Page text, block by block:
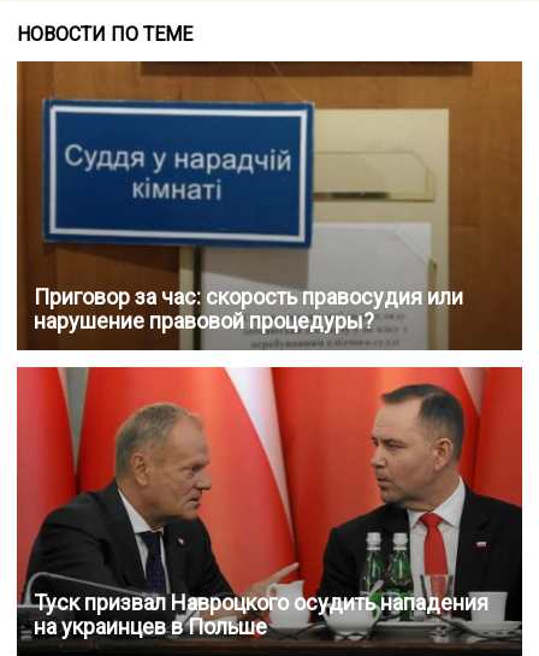
НОВОСТИ ПО ТЕМЕ
Приговор за час: скорость правосудия или
нарушение правовой процедуры?
Туск призвал Навроцкого осудить нападения
на украинцев в Польше